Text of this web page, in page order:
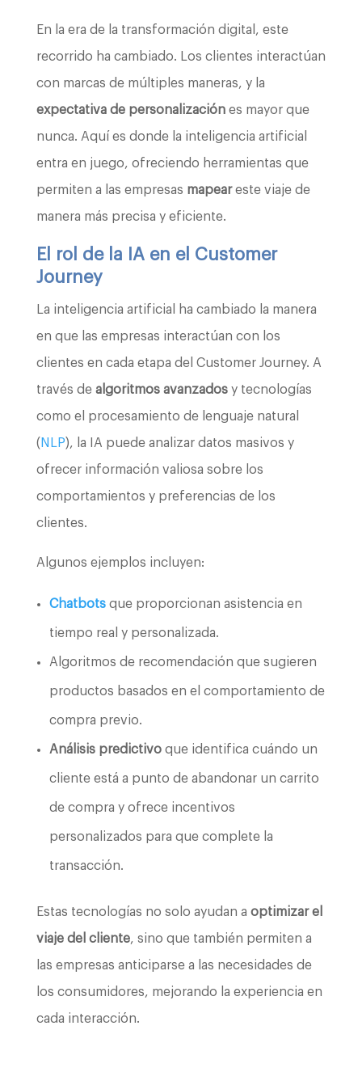
En la era de la transformación digital, este
recorrido ha cambiado. Los clientes interactúan
con marcas de múltiples maneras, y la
expectativa de personalizaciónes mayor que
nunca. Aquí es donde la inteligencia artificial
entra en juego, ofreciendo herramientas que
permiten a las empresas mapeareste viaje de
manera más precisa y eficiente.
El rol de la IA en el Customer
Journey
La inteligencia artificial ha cambiado la manera
en que las empresas interactúan con los
clientes en cada etapa del Customer Journey. A
través de algoritmos avanzadosy tecnologías
como el procesamiento de lenguaje natural
( NLP), la IA puede analizar datos masivos y
ofrecer información valiosa sobre los
comportamientos y preferencias de los
clientes.
Algunos ejemplos incluyen:
Chatbotsque proporcionan asistencia en
tiempo real y personalizada.
Algoritmos de recomendación que sugieren
productos basados en el comportamiento de
compra previo.
Análisis predictivoque identifica cuándo un
cliente está a punto de abandonar un carrito
de compra y ofrece incentivos
personalizados para que complete la
transacción.
Estas tecnologías no solo ayudan a optimizar el
viaje del cliente, sino que también permiten a
las empresas anticiparse a las necesidades de
los consumidores, mejorando la experiencia en
cada interacción.